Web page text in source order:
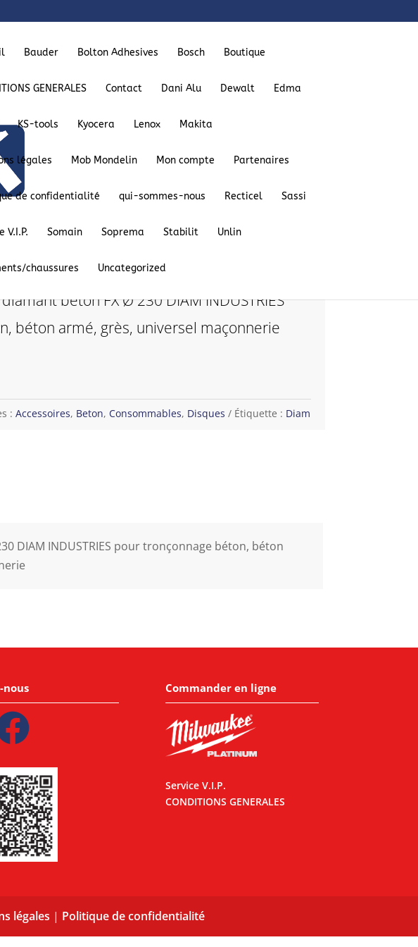
Bauder Bolton Adhesives Bosch Boutique
GENERALES Contact Dani Alu Dewalt Edma
KS-tools Kyocera Lenox Makita
légales Mob Mondelin Mon compte Partenaires
de confidentialité qui-sommes-nous Recticel Sassi
V.I.P. Somain Soprema Stabilit Unlin
chaussures Uncategorized
béton FX Ø 230 DIAM INDUSTRIES
béton armé, grès, universel maçonnerie
: Accessoires, Beton, Consommables, Disques Étiquette : Diam
DIAM INDUSTRIES pour tronçonnage béton, béton
nous Commander en ligne
Service V.I.P.
CONDITIONS GENERALES
légales | Politique de confidentialité